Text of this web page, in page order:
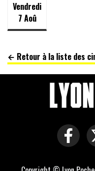
Vendredi
7 Aoû
← Retour à la liste des